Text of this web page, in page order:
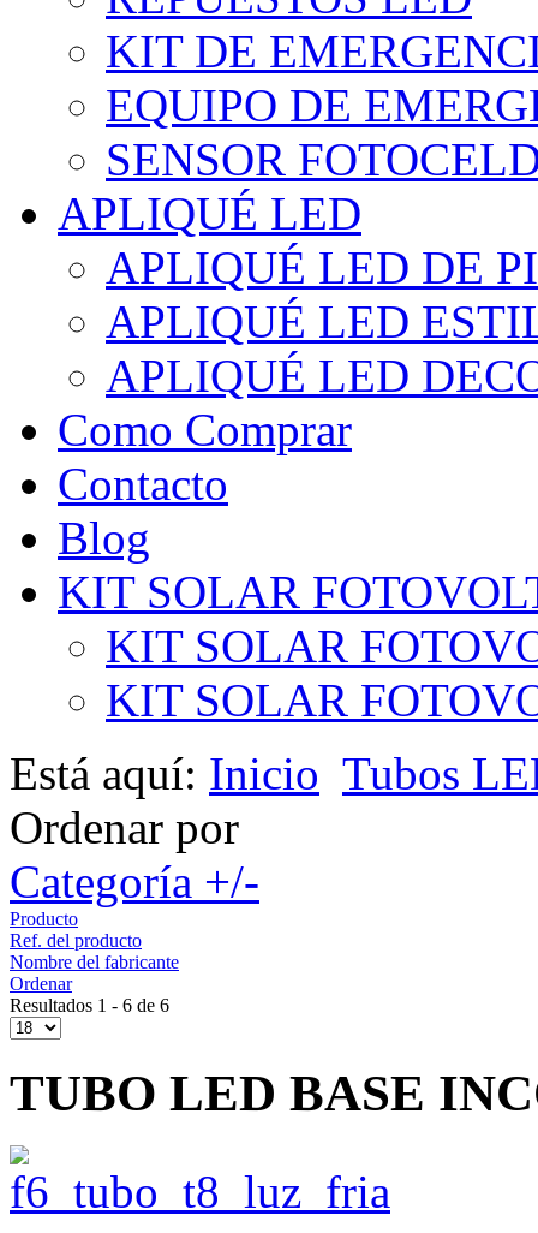
KIT DE
EQUIPO DE
SENSOR
APLIQUÉ LED
APLIQUÉ LED DE
APLIQUÉ LED
APLIQUÉ LED
Como Comprar
Contacto
Blog
KIT SOLAR
KIT SOLAR
KIT SOLAR
Está aquí: Inicio Tubos
Ordenar por
Categoría +/-
Producto
Ref. del producto
Nombre del fabricante
Ordenar
Resultados 1 - 6 de 6
TUBO LED BASE